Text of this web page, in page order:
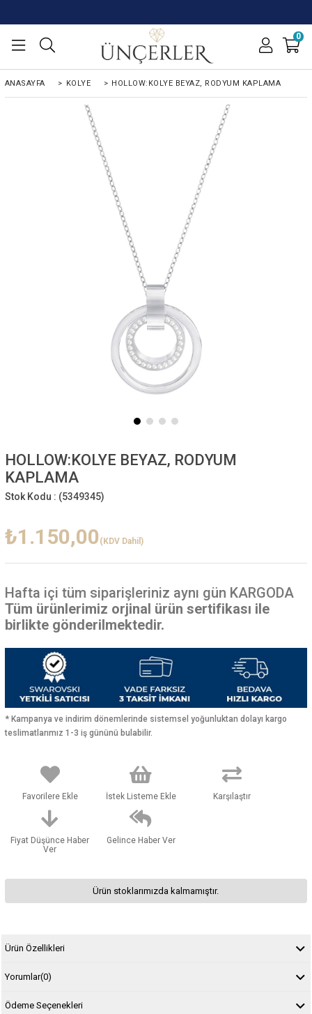
0
ANASAYFA > KOLYE > HOLLOW:KOLYE BEYAZ, RODYUM KAPLAMA
HOLLOW:KOLYE BEYAZ, RODYUM
KAPLAMA
Stok Kodu : (5349345)
₺1.150,00 (KDV Dahil)
Hafta içi tüm siparişleriniz aynı gün KARGODA
Tüm ürünlerimiz orjinal ürün sertifikası ile
birlikte gönderilmektedir.
* Kampanya ve indirim dönemlerinde sistemsel yoğunluktan dolayı kargo
teslimatlarımız 1-3 iş gününü bulabilir.
Favorilere Ekle İstek Listeme Ekle Karşılaştır
Fiyat Düşünce Haber
Ver
Gelince Haber Ver
Ürün stoklarımızda kalmamıştır.
Ürün Özellikleri
Yorumlar(0)
Ödeme Seçenekleri